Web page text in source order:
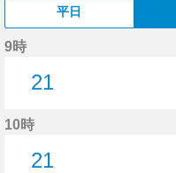
平日
9時
21
10時
21